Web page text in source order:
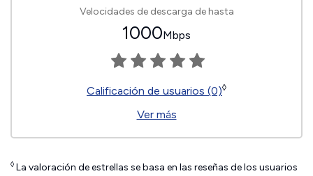
Velocidades de descarga de hasta
1000Mbps
Calificación de usuarios (0)◊
Ver más
◊ La valoración de estrellas se basa en las reseñas de los usuarios